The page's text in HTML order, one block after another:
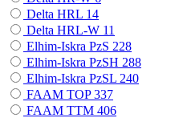
Delta HRL 14
Delta HRL-W 11
Elhim-Iskra PzS 228
Elhim-Iskra PzSH 288
Elhim-Iskra PzSL 240
FAAM TOP337
FAAM TTM 406